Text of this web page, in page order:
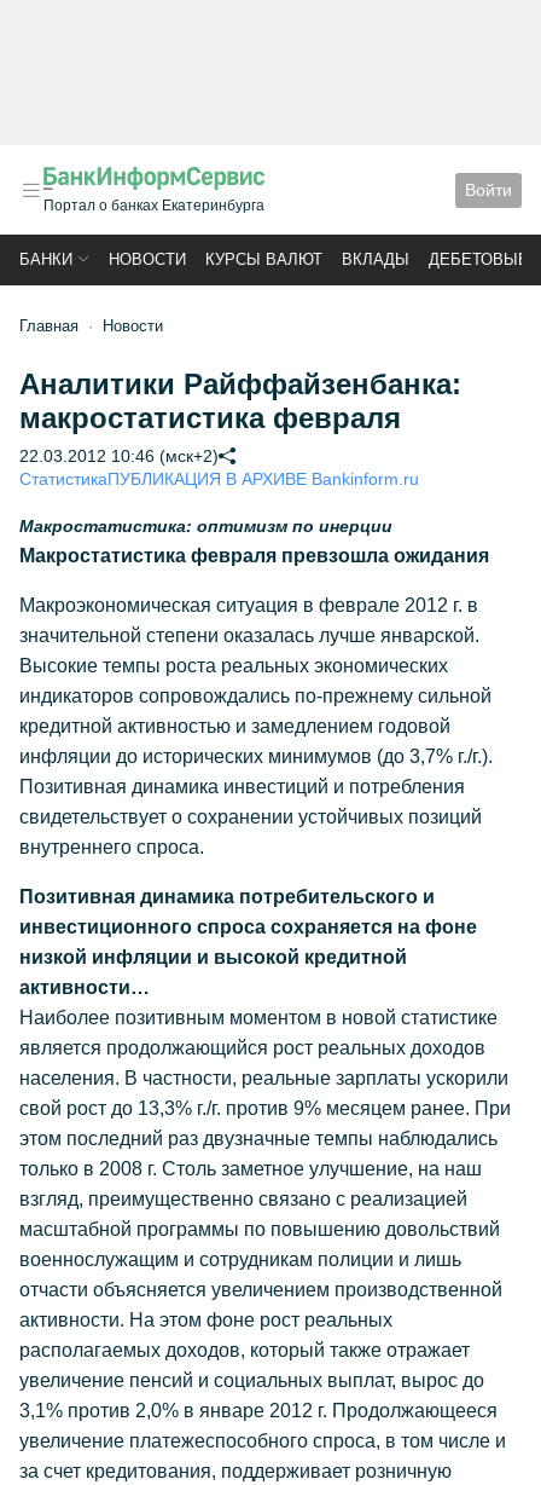
Портал о банках Екатеринбурга
Войти
БАНКИ НОВОСТИ КУРСЫ ВАЛЮТ ВКЛАДЫ ДЕБЕТОВЫЕ
Главная Новости
Аналитики Райффайзенбанка:
макростатистика февраля
22.03.2012 10:46 (мск+2)
СтатистикаПУБЛИКАЦИЯ В АРХИВЕ Bankinform.ru
Макростатистика: оптимизм по инерции
Макростатистика февраля превзошла ожидания
Макроэкономическая ситуация в феврале 2012 г. в
значительной степени оказалась лучше январской.
Высокие темпы роста реальных экономических
индикаторов сопровождались по-прежнему сильной
кредитной активностью и замедлением годовой
инфляции до исторических минимумов (до 3,7% г./г.).
Позитивная динамика инвестиций и потребления
свидетельствует о сохранении устойчивых позиций
внутреннего спроса.
Позитивная динамика потребительского и
инвестиционного спроса сохраняется на фоне
низкой инфляции и высокой кредитной
активности…
Наиболее позитивным моментом в новой статистике
является продолжающийся рост реальных доходов
населения. В частности, реальные зарплаты ускорили
свой рост до 13,3% г./г. против 9% месяцем ранее. При
этом последний раз двузначные темпы наблюдались
только в 2008 г. Столь заметное улучшение, на наш
взгляд, преимущественно связано с реализацией
масштабной программы по повышению довольствий
военнослужащим и сотрудникам полиции и лишь
отчасти объясняется увеличением производственной
активности. На этом фоне рост реальных
располагаемых доходов, который также отражает
увеличение пенсий и социальных выплат, вырос до
3,1% против 2,0% в январе 2012 г. Продолжающееся
увеличение платежеспособного спроса, в том числе и
за счет кредитования, поддерживает розничную